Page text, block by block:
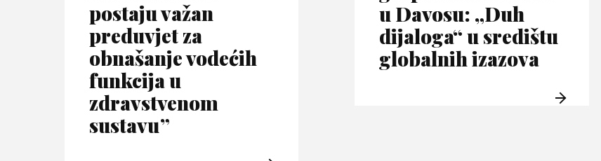
postaju važan
preduvjet za
obnašanje vodećih
funkcija u
zdravstvenom
sustavu”
u Davosu: „Duh
dijaloga“ u središtu
globalnih izazova